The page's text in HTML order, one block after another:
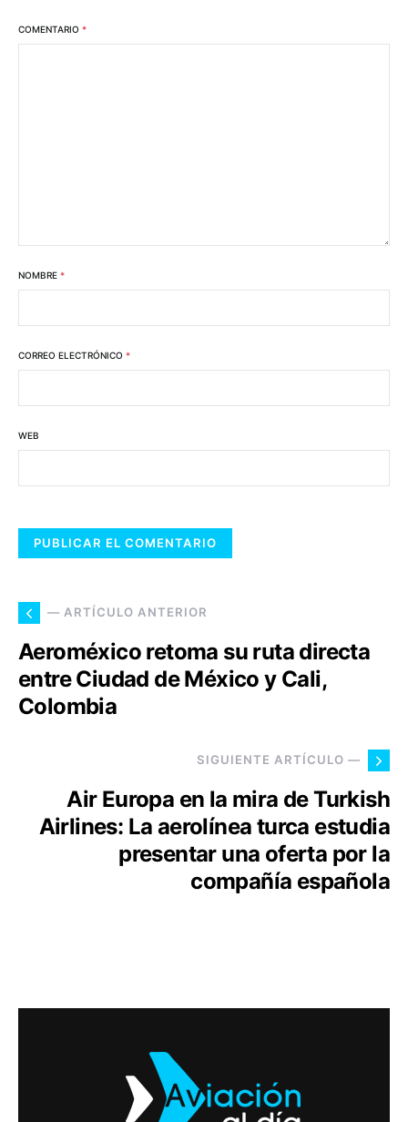
COMENTARIO *
NOMBRE *
CORREO ELECTRÓNICO *
WEB
— ARTÍCULO ANTERIOR
Aeroméxico retoma su ruta directa
entre Ciudad de México y Cali,
Colombia
SIGUIENTE ARTÍCULO —
Air Europa en la mira de Turkish
Airlines: La aerolínea turca estudia
presentar una oferta por la
compañía española